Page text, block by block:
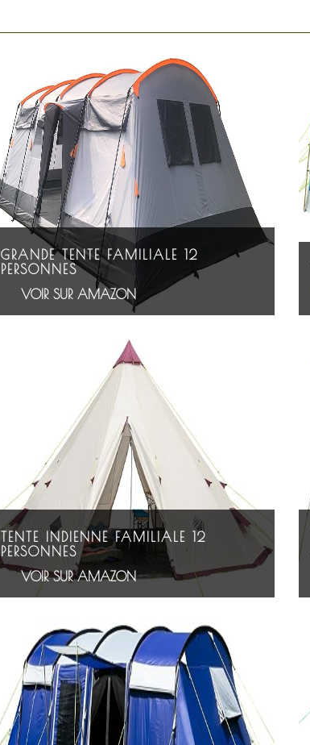
GRANDE TENTE FAMILIALE 12
PERSONNES
VOIR SUR AMAZON
TENTE INDIENNE FAMILIALE 12
PERSONNES
VOIR SUR AMAZON